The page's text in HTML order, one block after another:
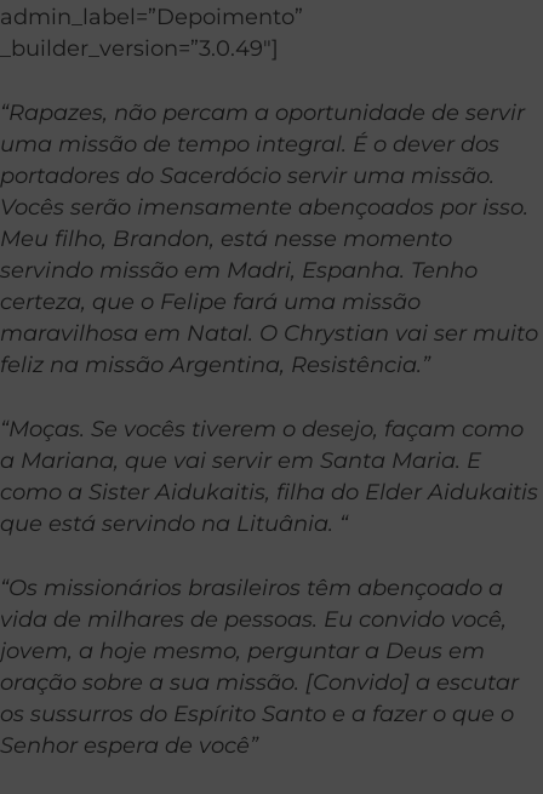
admin_label=”Depoimento”
_builder_version=”3.0.49″]
“Rapazes, não percam a oportunidade de servir
uma missão de tempo integral. É o dever dos
portadores do Sacerdócio servir uma missão.
Vocês serão imensamente abençoados por isso.
Meu filho, Brandon, está nesse momento
servindo missão em Madri, Espanha. Tenho
certeza, que o Felipe fará uma missão
maravilhosa em Natal. O Chrystian vai ser muito
feliz na missão Argentina, Resistência.”
“Moças. Se vocês tiverem o desejo, façam como
a Mariana, que vai servir em Santa Maria. E
como a Sister Aidukaitis, filha do Elder Aidukaitis
que está servindo na Lituânia. “
“Os missionários brasileiros têm abençoado a
vida de milhares de pessoas. Eu convido você,
jovem, a hoje mesmo, perguntar a Deus em
oração sobre a sua missão. [Convido] a escutar
os sussurros do Espírito Santo e a fazer o que o
Senhor espera de você”